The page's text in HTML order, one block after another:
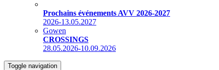
Prochains événements AVV 2026-2027
2026-13.05.2027
Gowen
CROSSINGS
28.05.2026-10.09.2026
Toggle navigation